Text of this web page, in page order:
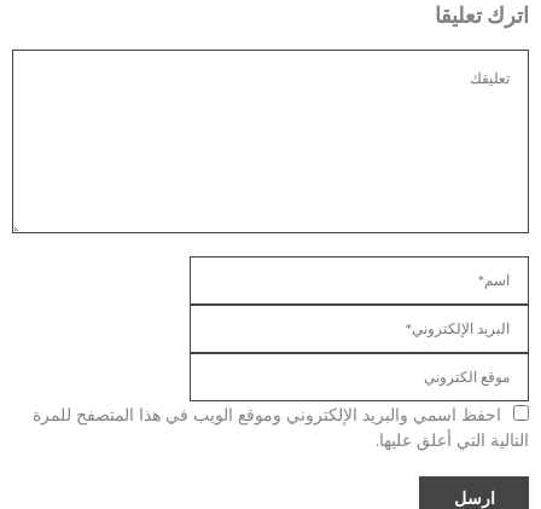
اترك تعليقا
احفظ اسمي والبريد الإلكتروني وموقع الويب في هذا المتصفح للمرة
التالية التي أعلق عليها.